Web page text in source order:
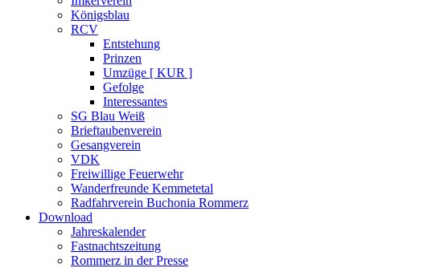
Königsblau
RCV
Entstehung
Prinzen
Umzüge [ KUR ]
Gefolge
Interessantes
SG Blau Weiß
Brieftaubenverein
Gesangverein
VDK
Freiwillige Feuerwehr
Wanderfreunde Kemmetetal
Radfahrverein Buchonia Rommerz
Download
Jahreskalender
Fastnachtszeitung
Rommerz in der Presse